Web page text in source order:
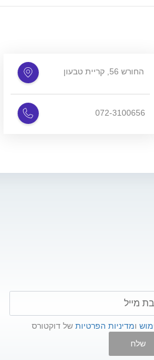
החורש 56, קריית טבעון
072-3100656
ומדיניות הפרטיות של דוקטורס
שלח